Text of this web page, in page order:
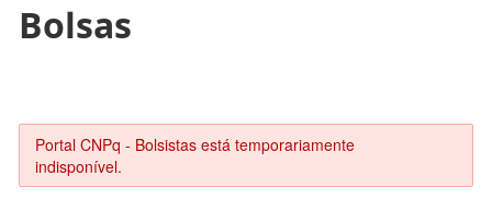
Bolsas
Portal CNPq - Bolsistas está temporariamente
indisponível.